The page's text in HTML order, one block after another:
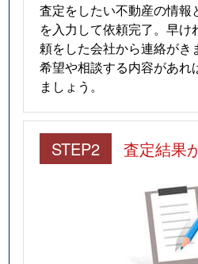
査定をしたい不動産の情報
を入力して依頼完了。早け
頼をした会社から連絡がき
希望や相談する内容があれ
ましょう。
STEP2 査定結果